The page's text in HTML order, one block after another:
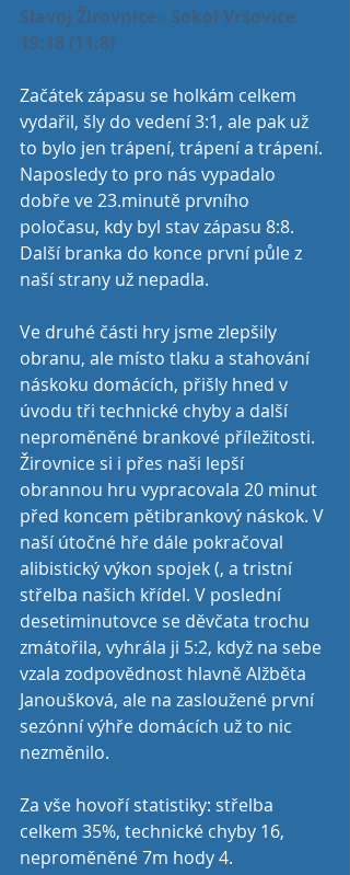
Slavoj Žirovnice - Sokol Vršovice
19:18 (11:8)
Začátek zápasu se holkám celkem
vydařil, šly do vedení 3:1, ale pak už
to bylo jen trápení, trápení a trápení.
Naposledy to pro nás vypadalo
dobře ve 23.minutě prvního
poločasu, kdy byl stav zápasu 8:8.
Další branka do konce první půle z
naší strany už nepadla.
Ve druhé části hry jsme zlepšily
obranu, ale místo tlaku a stahování
náskoku domácích, přišly hned v
úvodu tři technické chyby a další
neproměněné brankové příležitosti.
Žirovnice si i přes naši lepší
obrannou hru vypracovala 20 minut
před koncem pětibrankový náskok. V
naší útočné hře dále pokračoval
alibistický výkon spojek (, a tristní
střelba našich křídel. V poslední
desetiminutovce se děvčata trochu
zmátořila, vyhrála ji 5:2, když na sebe
vzala zodpovědnost hlavně Alžběta
Janoušková, ale na zasloužené první
sezónní výhře domácích už to nic
nezměnilo.
Za vše hovoří statistiky: střelba
celkem 35%, technické chyby 16,
neproměněné 7m hody 4.